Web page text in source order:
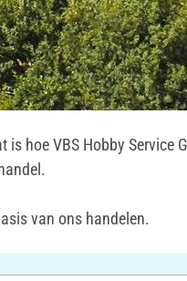
hoe VBS Hobby
van ons handelen.